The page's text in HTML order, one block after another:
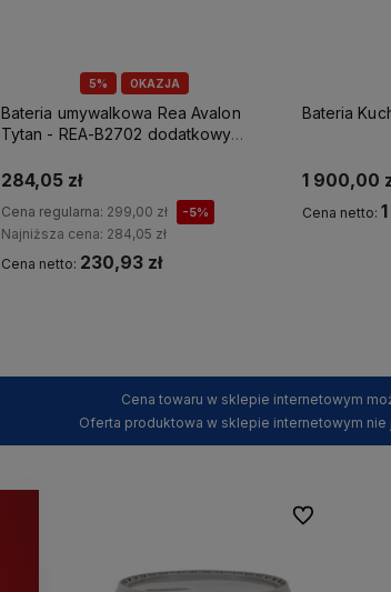
5% OKAZJA
Bateria umywalkowa Rea Avalon
Tytan - REA-B2702 dodatkowy
284,05 zł
Cena regularna: 299,00 zł -5%
Najniższa cena: 284,05 zł
Cena netto: 230,93 zł
Bateria
1 900,00
Cena netto:
Cena towaru w sklepie internetowym
Oferta produktowa w sklepie internetowym
Do ulubionych